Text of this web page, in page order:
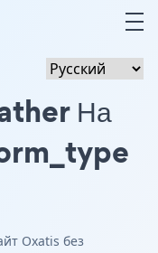
На
Oxatis без